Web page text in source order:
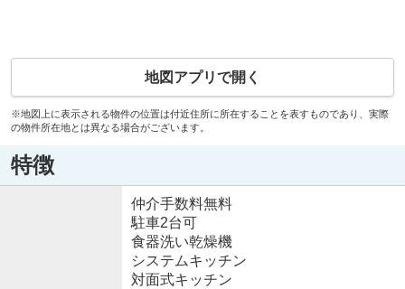
地図アプリで開く
※地図上に表示される物件の位置は付近住所に所在することを表すものであり、実際
の物件所在地とは異なる場合がございます。
特徴
仲介手数料無料
駐車2台可
食器洗い乾燥機
システムキッチン
対面式キッチン